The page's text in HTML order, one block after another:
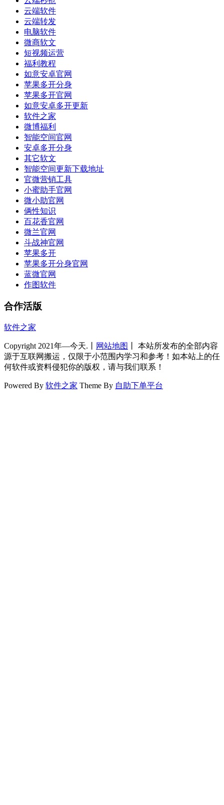
云端软件
云端转发
电脑软件
微商软文
短视频运营
福利教程
如意安卓官网
苹果多开分身
苹果多开官网
如意安卓多开更新
软件之家
微博福利
智能空间官网
安卓多开分身
其它软文
智能空间更新下载地址
官微营销工具
小蜜助手官网
微小助官网
俩性知识
百花香官网
微兰官网
斗战神官网
苹果多开
苹果多开分身官网
蓝微官网
作图软件
合作活版
软件之家
Copyright 2021年—今天.丨 网站地图
丨 本站所发布的全部内容
源于互联网搬运，仅限于小范围内学习和参考！如本站上的任
何软件或资料侵犯你的版权，请与我们联系！
Powered By 软件之家 Theme By 自助下单平台